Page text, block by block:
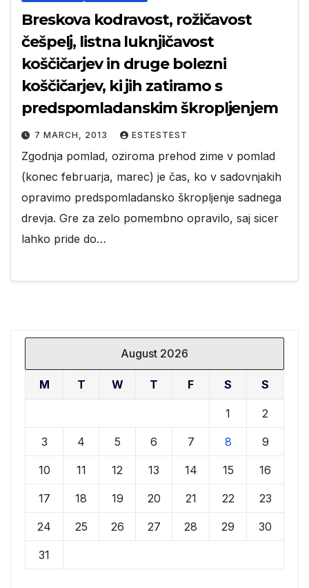
Breskova kodravost, rožičavost
češpelj, listna luknjičavost
koščičarjev in druge bolezni
koščičarjev, ki jih zatiramo s
predspomladanskim škropljenjem
7 MARCH, 2013 ESTESTEST
Zgodnja pomlad, oziroma prehod zime v pomlad
(konec februarja, marec) je čas, ko v sadovnjakih
opravimo predspomladansko škropljenje sadnega
drevja. Gre za zelo pomembno opravilo, saj sicer
lahko pride do…
August 2026
M T W T F S S
1 2
3 4 5 6 7 8 9
10 11 12 13 14 15 16
17 18 19 20 21 22 23
24 25 26 27 28 29 30
31